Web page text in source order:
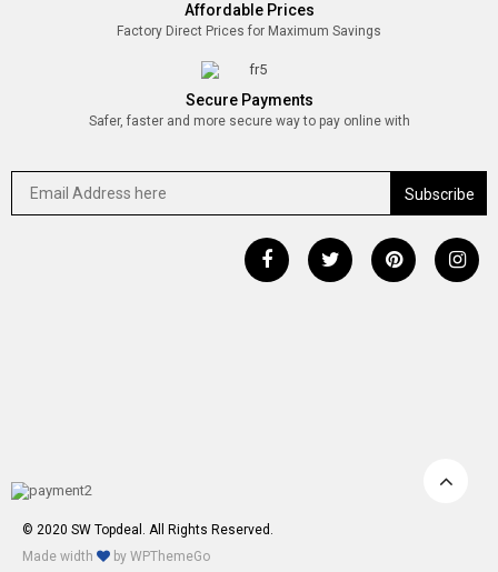
Affordable Prices
Factory Direct Prices for Maximum Savings
Secure Payments
Safer, faster and more secure way to pay online with
© 2020 SW Topdeal. All Rights Reserved.
Made width
by WPThemeGo